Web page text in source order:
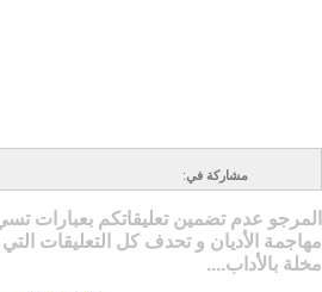
مشاركة في:
المرجو عدم تضمين تعليقاتكم بعبارات
مهاجمة الأديان و تحدف كل التعليقات
مخلة بالأداب....